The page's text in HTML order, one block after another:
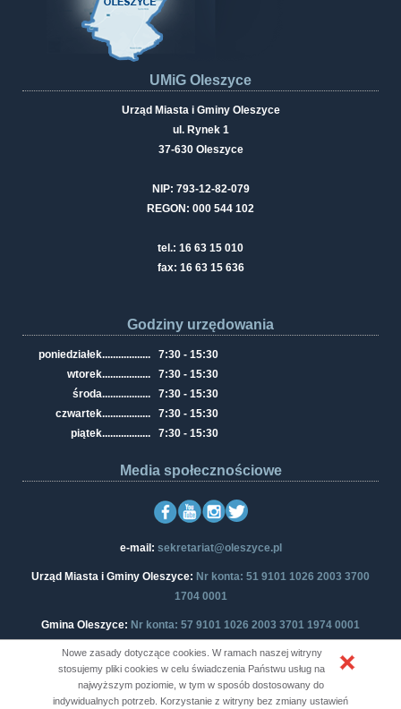
UMiG Oleszyce
Urząd Miasta i Gminy Oleszyce
ul. Rynek 1
37-630 Oleszyce
NIP: 793-12-82-079
REGON: 000 544 102
tel.: 16 63 15 010
fax: 16 63 15 636
Godziny urzędowania
poniedziałek..................
7:30 - 15:30
wtorek..................
7:30 - 15:30
środa..................
7:30 - 15:30
czwartek..................
7:30 - 15:30
piątek.................. 7:30 - 15:30
Media społecznościowe
e-mail: sekretariat@oleszyce.pl
Urząd Miasta i Gminy Oleszyce: Nr konta: 51 9101 1026 2003 3700
1704 0001
Gmina Oleszyce: Nr konta: 57 9101 1026 2003 3701 1974 0001
Copyright © Oficjalny Portal Informacyjny Urzędu Miasta i Gminy
Nowe zasady dotyczące cookies. W ramach naszej witryny
stosujemy pliki cookies w celu świadczenia Państwu usług na
najwyższym poziomie, w tym w sposób dostosowany do
indywidualnych potrzeb. Korzystanie z witryny bez zmiany ustawień